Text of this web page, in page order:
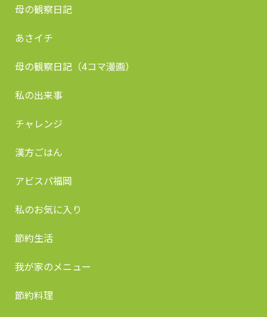
母の観察日記
あさイチ
母の観察日記（4コマ漫画）
私の出来事
チャレンジ
漢方ごはん
アビスパ福岡
私のお気に入り
節約生活
我が家のメニュー
節約料理